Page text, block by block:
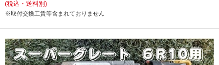
(税込・送料別)
※取付交換工賃等含まれておりません